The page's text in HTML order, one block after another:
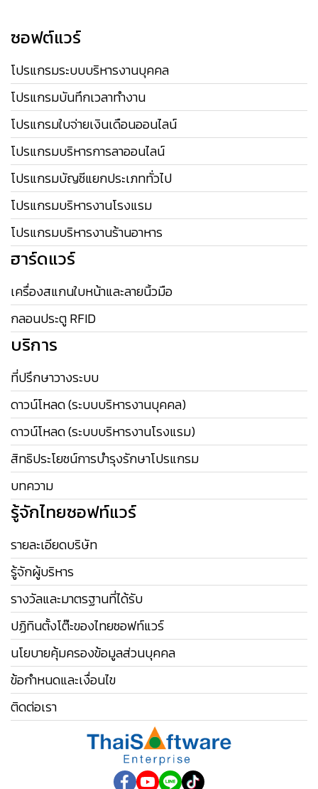
ซอฟต์แวร์
โปรแกรมระบบบริหารงานบุคคล
โปรแกรมบันทึกเวลาทำงาน
โปรแกรมใบจ่ายเงินเดือนออนไลน์
โปรแกรมบริหารการลาออนไลน์
โปรแกรมบัญชีแยกประเภททั่วไป
โปรแกรมบริหารงานโรงแรม
โปรแกรมบริหารงานร้านอาหาร
ฮาร์ดแวร์
เครื่องสแกนใบหน้าและลายนิ้วมือ
กลอนประตู RFID
บริการ
ที่ปรึกษาวางระบบ
ดาวน์โหลด (ระบบบริหารงานบุคคล)
ดาวน์โหลด (ระบบบริหารงานโรงแรม)
สิทธิประโยชน์การบำรุงรักษาโปรแกรม
บทความ
รู้จักไทยซอฟท์แวร์
รายละเอียดบริษัท
รู้จักผู้บริหาร
รางวัลและมาตรฐานที่ได้รับ
ปฏิทินตั้งโต๊ะของไทยซอฟท์แวร์
นโยบายคุ้มครองข้อมูลส่วนบุคคล
ข้อกำหนดและเงื่อนไข
ติดต่อเรา